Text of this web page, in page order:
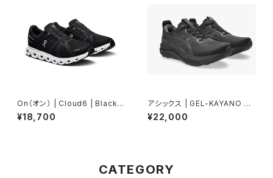
On（オン） | Cloud6 | Black/
White | Women
¥18,700
アシックス | GEL-KAYANO 33
EXTRAWIDE | BLACK/BLAC
K | Men
¥22,000
CATEGORY